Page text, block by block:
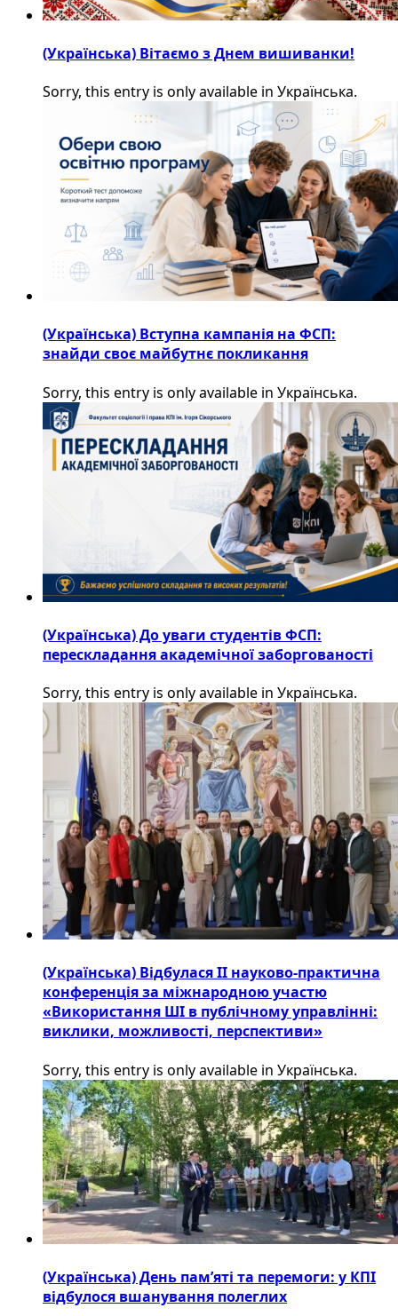
(Українська) Вітаємо з Днем вишиванки!
Sorry, this entry is only available in Українська.
(Українська) Вступна кампанія на ФСП:
знайди своє майбутнє покликання
Sorry, this entry is only available in Українська.
(Українська) До уваги студентів ФСП:
перескладання академічної заборгованості
Sorry, this entry is only available in Українська.
(Українська) Відбулася ІІ науково-практична
конференція за міжнародною участю
«Використання ШІ в публічному управлінні:
виклики, можливості, перспективи»
Sorry, this entry is only available in Українська.
(Українська) День пам’яті та перемоги: у КПІ
відбулося вшанування полеглих